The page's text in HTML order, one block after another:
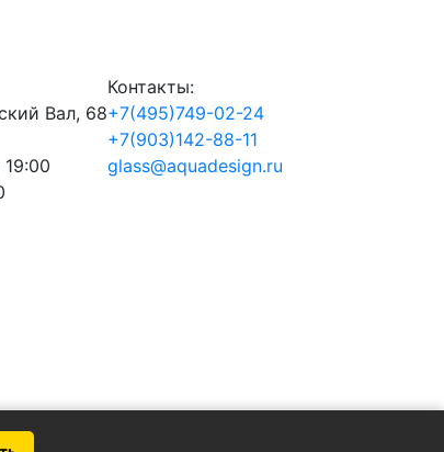
Вал, 68
Контакты:
+7(495)749-02-24
+7(903)142-88-11
glass@aquadesign.ru